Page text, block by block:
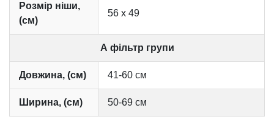
Розмір ніши,
(см)
56 х 49
А фільтр групи
Довжина, (см) 41-60 см
Ширина, (см) 50-69 см